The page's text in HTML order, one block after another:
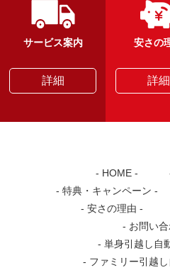
サービス案内
詳細
安さの
詳細
HOME
特典・キャンペーン
安さの理由
お問い
単身引越し自
ファミリー引越